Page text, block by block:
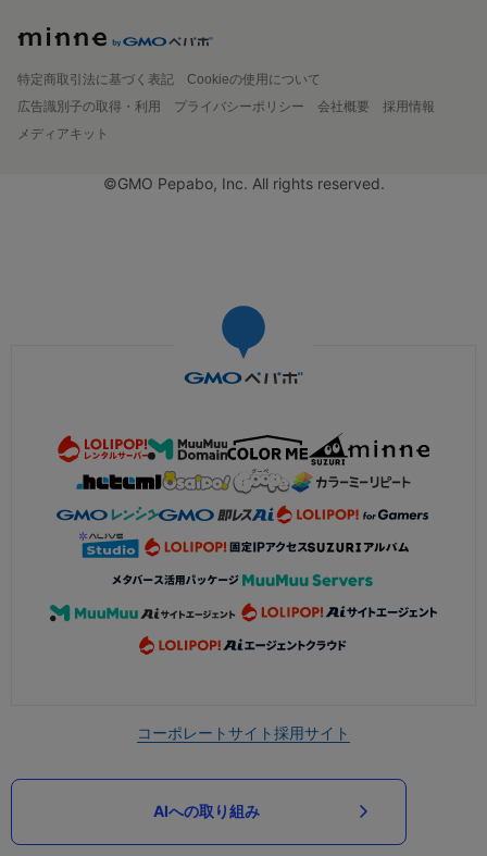
特定商取引法に基づく表記
Cookieの使用について
広告識別子の取得・利用
プライバシーポリシー 会社概要
採用情報
メディアキット
©GMO Pepabo, Inc. All rights reserved.
コーポレートサイト採用サイト
AIへの取り組み